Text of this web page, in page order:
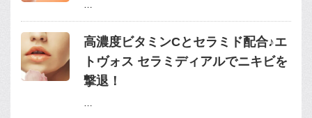
…
高濃度ビタミンCとセラミド配合♪エ
トヴォス セラミディアルでニキビを
撃退！
…